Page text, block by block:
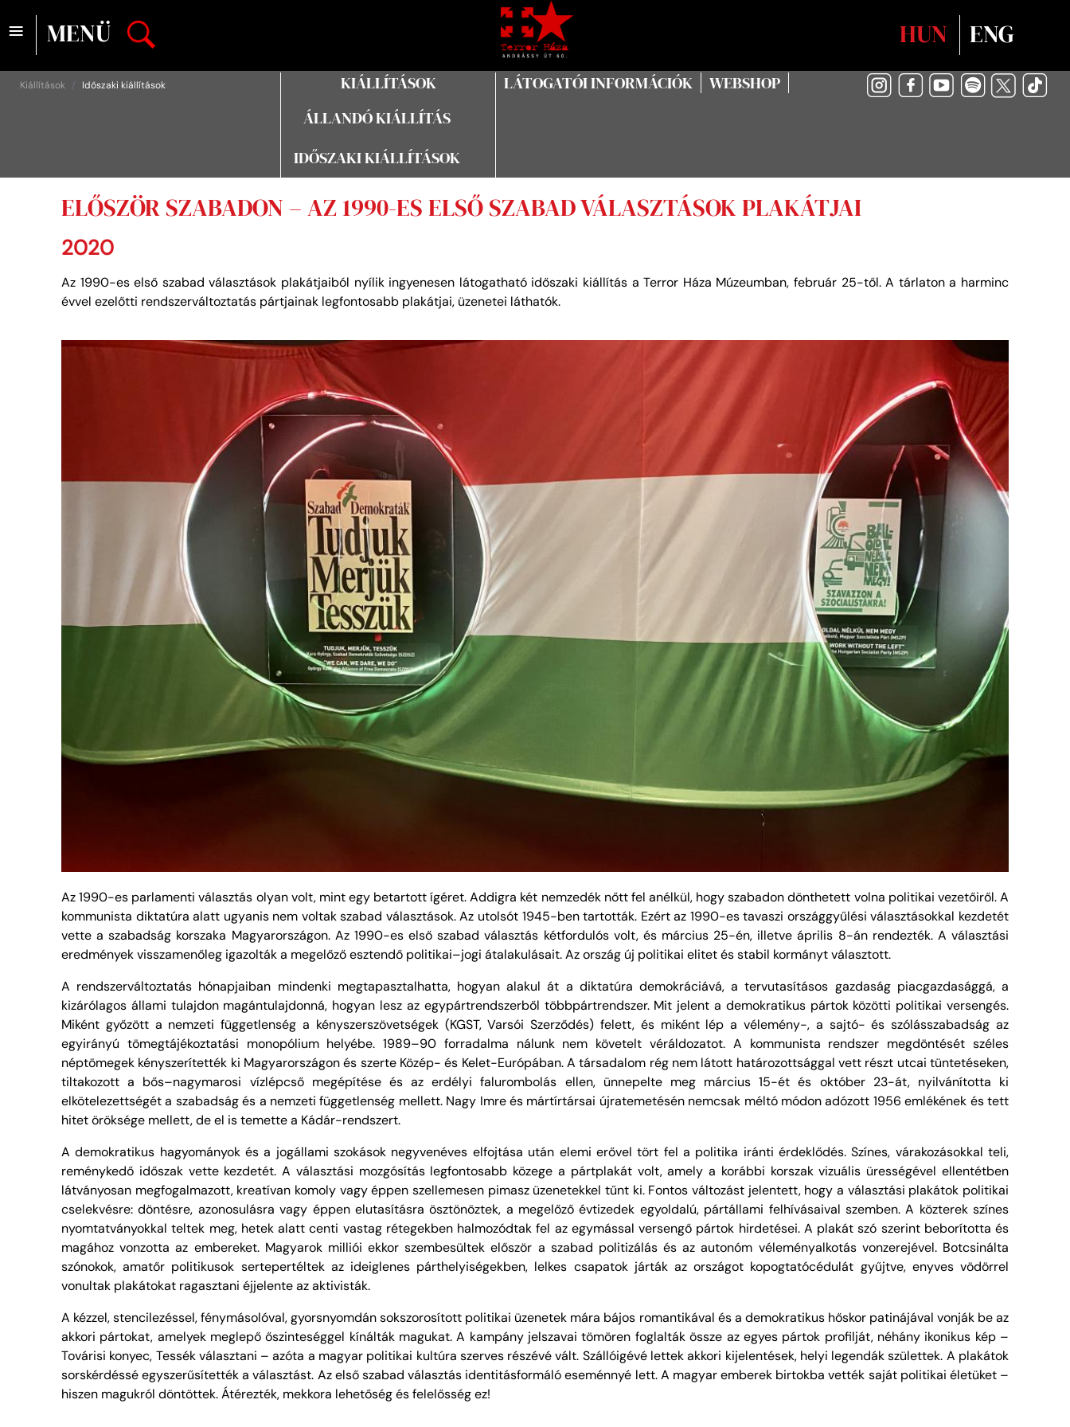
MENÜ
≡ HUN ENG
Kiállítások Időszaki kiállítások
KIÁLLÍTÁSOK
ÁLLANDÓ KIÁLLÍTÁS
IDŐSZAKI KIÁLLÍTÁSOK
LÁTOGATÓI INFORMÁCIÓK WEBSHOP
ELŐSZÖR SZABADON – AZ 1990-ES ELSŐ SZABAD VÁLASZTÁSOK PLAKÁTJAI
2020
Az 1990-es első szabad választások plakátjaiból nyílik ingyenesen látogatható időszaki kiállítás a Terror Háza Múzeumban, február 25-től. A tárlaton a harminc
évvel ezelőtti rendszerváltoztatás pártjainak legfontosabb plakátjai, üzenetei láthatók.
Az 1990-es parlamenti választás olyan volt, mint egy betartott ígéret. Addigra két nemzedék nőtt fel anélkül, hogy szabadon dönthetett volna politikai vezetőiről. A
kommunista diktatúra alatt ugyanis nem voltak szabad választások. Az utolsót 1945-ben tartották. Ezért az 1990-es tavaszi országgyűlési választásokkal kezdetét
vette a szabadság korszaka Magyarországon. Az 1990-es első szabad választás kétfordulós volt, és március 25-én, illetve április 8-án rendezték. A választási
eredmények visszamenőleg igazolták a megelőző esztendő politikai–jogi átalakulásait. Az ország új politikai elitet és stabil kormányt választott.
A rendszerváltoztatás hónapjaiban mindenki megtapasztalhatta, hogyan alakul át a diktatúra demokráciává, a tervutasításos gazdaság piacgazdasággá, a
kizárólagos állami tulajdon magántulajdonná, hogyan lesz az egypártrendszerből többpártrendszer. Mit jelent a demokratikus pártok közötti politikai versengés.
Miként győzött a nemzeti függetlenség a kényszerszövetségek (KGST, Varsói Szerződés) felett, és miként lép a vélemény-, a sajtó- és szólásszabadság az
egyirányú tömegtájékoztatási monopólium helyébe. 1989–90 forradalma nálunk nem követelt véráldozatot. A kommunista rendszer megdöntését széles
néptömegek kényszerítették ki Magyarországon és szerte Közép- és Kelet-Európában. A társadalom rég nem látott határozottsággal vett részt utcai tüntetéseken,
tiltakozott a bős–nagymarosi vízlépcső megépítése és az erdélyi falurombolás ellen, ünnepelte meg március 15-ét és október 23-át, nyilvánította ki
elkötelezettségét a szabadság és a nemzeti függetlenség mellett. Nagy Imre és mártírtársai újratemetésén nemcsak méltó módon adózott 1956 emlékének és tett
hitet öröksége mellett, de el is temette a Kádár-rendszert.
A demokratikus hagyományok és a jogállami szokások negyvenéves elfojtása után elemi erővel tört fel a politika iránti érdeklődés. Színes, várakozásokkal teli,
reménykedő időszak vette kezdetét. A választási mozgósítás legfontosabb közege a pártplakát volt, amely a korábbi korszak vizuális ürességével ellentétben
látványosan megfogalmazott, kreatívan komoly vagy éppen szellemesen pimasz üzenetekkel tűnt ki. Fontos változást jelentett, hogy a választási plakátok politikai
cselekvésre: döntésre, azonosulásra vagy éppen elutasításra ösztönöztek, a megelőző évtizedek egyoldalú, pártállami felhívásaival szemben. A közterek színes
nyomtatványokkal teltek meg, hetek alatt centi vastag rétegekben halmozódtak fel az egymással versengő pártok hirdetései. A plakát szó szerint beborította és
magához vonzotta az embereket. Magyarok milliói ekkor szembesültek először a szabad politizálás és az autonóm véleményalkotás vonzerejével. Botcsinálta
szónokok, amatőr politikusok sertepertéltek az ideiglenes párthelyiségekben, lelkes csapatok járták az országot kopogtatócédulát gyűjtve, enyves vödörrel
vonultak plakátokat ragasztani éjjelente az aktivisták.
A kézzel, stencilezéssel, fénymásolóval, gyorsnyomdán sokszorosított politikai üzenetek mára bájos romantikával és a demokratikus hőskor patinájával vonják be az
akkori pártokat, amelyek meglepő őszinteséggel kínálták magukat. A kampány jelszavai tömören foglalták össze az egyes pártok profilját, néhány ikonikus kép –
Továrisi konyec, Tessék választani – azóta a magyar politikai kultúra szerves részévé vált. Szállóigévé lettek akkori kijelentések, helyi legendák születtek. A plakátok
sorskérdéssé egyszerűsítették a választást. Az első szabad választás identitásformáló eseménnyé lett. A magyar emberek birtokba vették saját politikai életüket –
hiszen magukról döntöttek. Átérezték, mekkora lehetőség és felelősség ez!